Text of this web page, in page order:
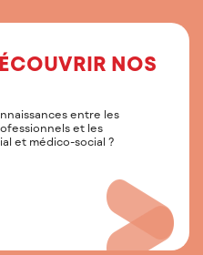
NOS
entre les
et les
et médico-social ?